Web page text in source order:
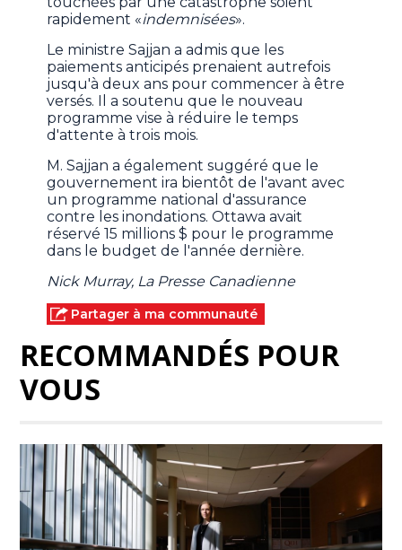
rapidement «indemnisées».
Le ministre Sajjan a admis que les
paiements anticipés prenaient autrefois
jusqu'à deux ans pour commencer à être
versés. Il a soutenu que le nouveau
programme vise à réduire le temps
d'attente à trois mois.
M. Sajjan a également suggéré que le
gouvernement ira bientôt de l'avant avec
un programme national d'assurance
contre les inondations. Ottawa avait
réservé 15 millions $ pour le programme
dans le budget de l'année dernière.
Nick Murray, La Presse Canadienne
Partager à ma communauté
RECOMMANDÉS POUR
VOUS